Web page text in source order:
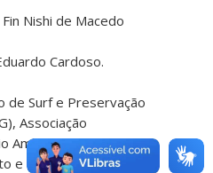
Nishi de Macedo
Cardoso.
de Surf e Preservação
Associação
Ambiente para a
e o Turismo